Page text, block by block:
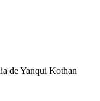
de Yanqui Kothan